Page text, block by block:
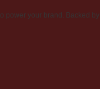
power your brand. Backed